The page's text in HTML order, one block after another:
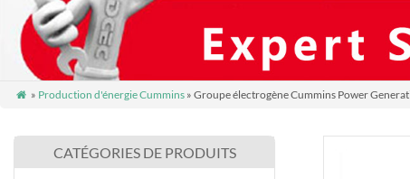
 » Production d'énergie Cummins» Groupe électrogène Cummins Power
CATÉGORIES DE PRODUITS